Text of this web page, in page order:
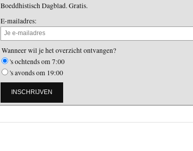
Boeddhistisch Dagblad. Gratis.
E-mailadres:
Wanneer wil je het overzicht ontvangen?
's ochtends om 7:00
's avonds om 19:00